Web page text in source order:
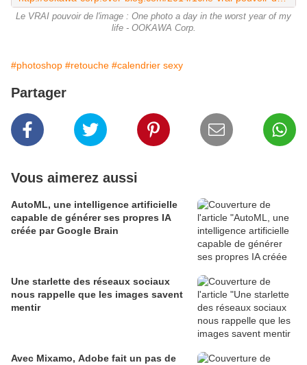
Le VRAI pouvoir de l'image : One photo a day in the worst year of my
life - OOKAWA Corp.
#photoshop #retouche #calendrier sexy
Partager
Vous aimerez aussi
AutoML, une intelligence artificielle
capable de générer ses propres IA
créée par Google Brain
Une starlette des réseaux sociaux
nous rappelle que les images savent
mentir
Avec Mixamo, Adobe fait un pas de